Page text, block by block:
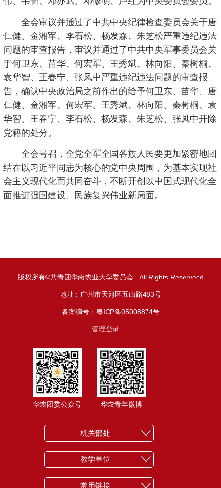
全会审议并通过了中共中央纪律检查委员会关于唐
仁健、金湘军、李石松、杨发森、朱芝松严重违纪违法
问题的审查报告，审议并通过了中共中央军事委员会关
于何卫东、苗华、何宏军、王秀斌、林向阳、秦树桐、
袁华智、王春宁、张凤中严重违纪违法问题的审查报
告，确认中央政治局之前作出的给予何卫东、苗华、唐
仁健、金湘军、何宏军、王秀斌、林向阳、秦树桐、袁
华智、王春宁、李石松、杨发森、朱芝松、张凤中开除
党籍的处分。
全会号召，全党全军全国各族人民要更加紧密地团
结在以习近平同志为核心的党中央周围，为基本实现社
会主义现代化而共同奋斗，不断开创以中国式现代化全
面推进强国建设、民族复兴伟业新局面。
版权所有©共青团华南农业大学委员会 All Rights Reservecd
地址：广州市天河区五山路483号
备案编号：粤ICP备05008874号
管理登录
华农团委公众号 华农青年微博
机关部处
教学单位
常用链接